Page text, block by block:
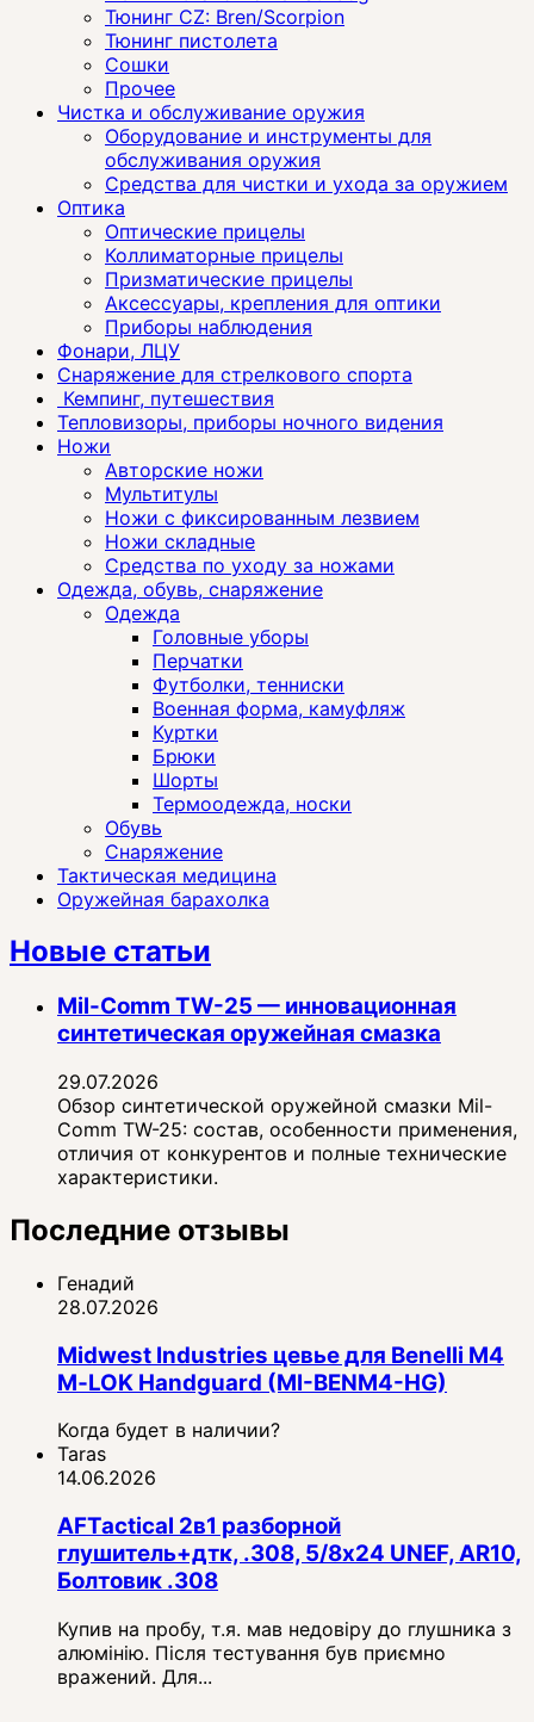
Тюнинг CZ: Bren/Scorpion
Тюнинг пистолета
Сошки
Прочее
Чистка и обслуживание оружия
Оборудование и инструменты для
обслуживания оружия
Средства для чистки и ухода за оружием
Оптика
Оптические прицелы
Коллиматорные прицелы
Призматические прицелы
Аксессуары, крепления для оптики
Приборы наблюдения
Фонари, ЛЦУ
Снаряжение для стрелкового спорта
Кемпинг, путешествия
Тепловизоры, приборы ночного видения
Ножи
Авторские ножи
Мультитулы
Ножи с фиксированным лезвием
Ножи складные
Средства по уходу за ножами
Одежда, обувь, снаряжение
Одежда
Головные уборы
Перчатки
Футболки, тенниски
Военная форма, камуфляж
Куртки
Брюки
Шорты
Термоодежда, носки
Обувь
Снаряжение
Тактическая медицина
Оружейная барахолка
Новые статьи
Mil-Comm TW-25 — инновационная
синтетическая оружейная смазка
29.07.2026
Обзор синтетической оружейной смазки Mil-
Comm TW-25: состав, особенности применения,
отличия от конкурентов и полные технические
характеристики.
Последние отзывы
Генадий
28.07.2026
Midwest Industries цевье для Benelli M4
M‑LOK Handguard (MI-BENM4-HG)
Когда будет в наличии?
Taras
14.06.2026
AFTactical 2в1 разборной
глушитель+дтк, .308, 5/8x24 UNEF, AR10,
Болтовик .308
Купив на пробу, т.я. мав недовіру до глушника з
алюмінію. Після тестування був приємно
вражений. Для...